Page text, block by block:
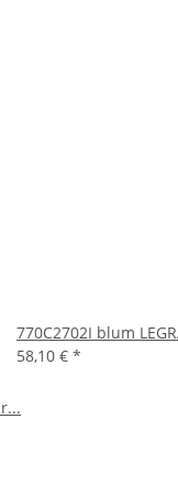
770C2702I blum
58,10 € *